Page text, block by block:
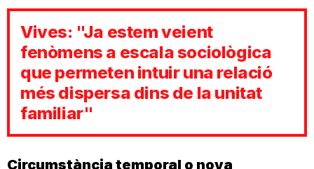
Vives: "Ja estem veient
fenòmens a escala sociològica
que permeten intuir una relació
més dispersa dins de la unitat
familiar"
Circumstància temporal o nova